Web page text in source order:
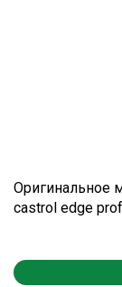
Оригинальное
castrol edge